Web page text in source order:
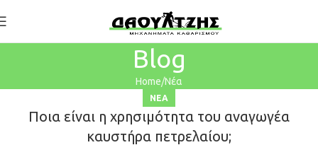
Blog
Home Νέα
ΝΈΑ
Ποια είναι η χρησιμότητα του αναγωγέα
καυστήρα πετρελαίου;